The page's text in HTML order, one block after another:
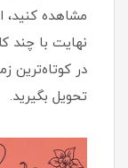
مشاهده کنید،
نهایت با چند
در کوتاه‌ترین
تحویل بگیرید.